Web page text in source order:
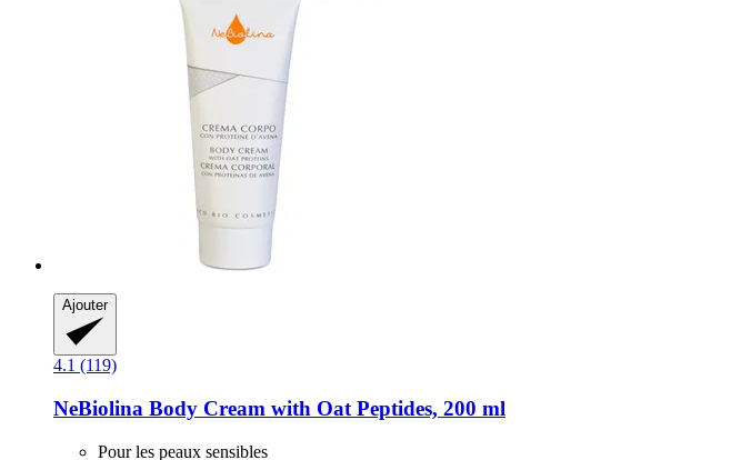
Ajouter
4.1 (119)
NeBiolina Body Cream with Oat Peptides, 200 ml
Pour les peaux sensibles